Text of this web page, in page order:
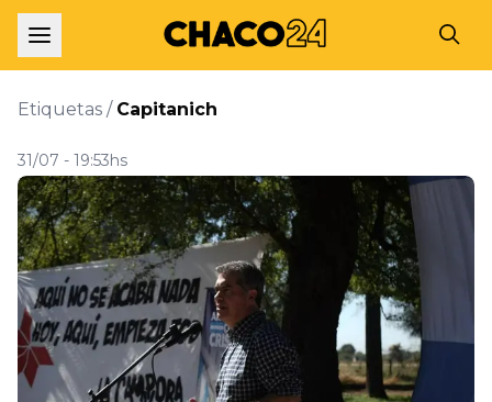
Etiquetas / Capitanich
31/07 - 19:53hs